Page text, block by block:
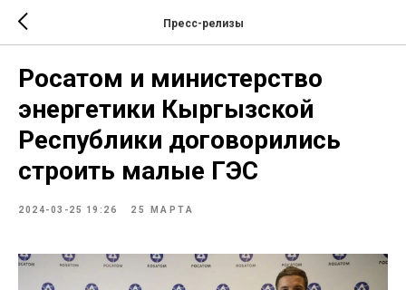
Пресс-релизы
Росатом и министерство
энергетики Кыргызской
Республики договорились
строить малые ГЭС
2024-03-25 19:26 25 МАРТА